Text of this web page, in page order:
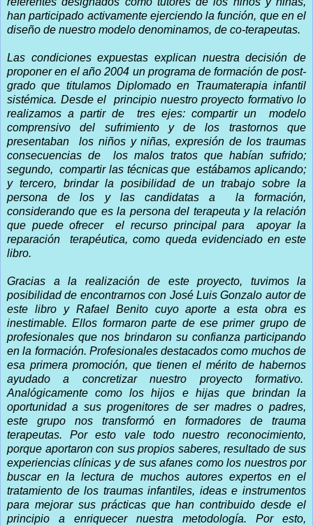
han participado activamente ejerciendo la función, que en el
diseño de nuestro modelo denominamos, de co-terapeutas.
Las condiciones expuestas explican nuestra decisión de
proponer en el año 2004 un programa de formación de post-
grado que titulamos Diplomado en Traumaterapia infantil
sistémica. Desde el
principio nuestro proyecto formativo lo
realizamos a partir de
tres ejes: compartir un
modelo
comprensivo del sufrimiento y de los trastornos que
presentaban
los niños y niñas, expresión de los traumas
consecuencias de
los malos tratos que habían sufrido;
segundo,
compartir las técnicas que estábamos aplicando;
y tercero, brindar la posibilidad de un trabajo sobre la
persona de los y las candidatas a
la formación,
considerando que es la persona del terapeuta y la relación
que puede ofrecer
el recurso principal para
apoyar la
reparación
terapéutica, como queda evidenciado en este
libro.
Gracias a la realización de este proyecto, tuvimos la
posibilidad de encontrarnos con José Luis Gonzalo autor de
este libro y Rafael Benito cuyo aporte a esta obra es
inestimable. Ellos formaron parte de ese primer grupo de
profesionales que nos brindaron su confianza participando
en la formación. Profesionales destacados como muchos de
esa primera promoción, que tienen el mérito de habernos
ayudado a concretizar nuestro proyecto formativo.
Analógicamente como los hijos e hijas que brindan la
oportunidad a sus progenitores de ser madres o padres,
este grupo nos transformó en formadores de trauma
terapeutas. Por esto vale todo nuestro reconocimiento,
porque aportaron con sus propios saberes, resultado de sus
experiencias clínicas y de sus afanes como los nuestros por
buscar en la lectura de muchos autores expertos en el
tratamiento de los traumas infantiles, ideas e instrumentos
para mejorar sus prácticas que han contribuido desde el
principio a enriquecer nuestra metodología. Por esto,